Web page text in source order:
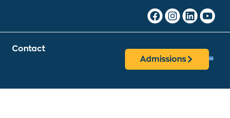
Contact
Admissions